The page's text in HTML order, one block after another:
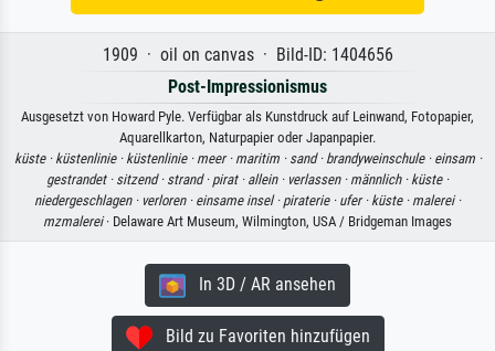
1909 · oil on canvas · Bild-ID: 1404656
Post-Impressionismus
Ausgesetzt von Howard Pyle. Verfügbar als Kunstdruck auf Leinwand, Fotopapier,
Aquarellkarton, Naturpapier oder Japanpapier.
küste · küstenlinie · küstenlinie · meer · maritim · sand · brandyweinschule · einsam ·
gestrandet · sitzend · strand · pirat · allein · verlassen · männlich · küste ·
niedergeschlagen · verloren · einsame insel · piraterie · ufer · küste · malerei ·
mzmalerei· Delaware Art Museum, Wilmington, USA / Bridgeman Images
In 3D / AR ansehen
Bild zu Favoriten hinzufügen